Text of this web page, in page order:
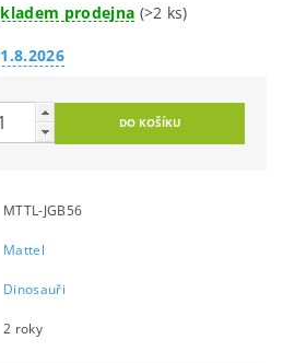
prodejna (>2 ks)
MTTL-JGB56
Mattel
Dinosauři
2 roky